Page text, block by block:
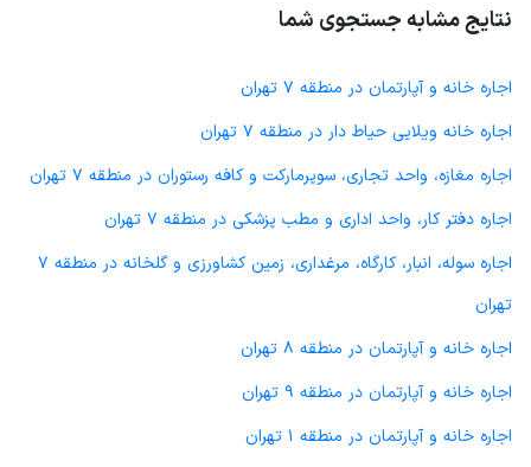
نتایج مشابه جستجوی شما
اجاره خانه و آپارتمان در منطقه 7 تهران
اجاره خانه ویلایی حیاط دار در منطقه 7 تهران
اجاره مغازه، واحد تجاری، سوپرمارکت و کافه رستوران در منطقه 7 تهران
اجاره دفتر کار، واحد اداری و مطب پزشکی در منطقه 7 تهران
اجاره سوله، انبار، کارگاه، مرغداری، زمین کشاورزی و گلخانه در منطقه 7
تهران
اجاره خانه و آپارتمان در منطقه 8 تهران
اجاره خانه و آپارتمان در منطقه 9 تهران
اجاره خانه و آپارتمان در منطقه 1 تهران